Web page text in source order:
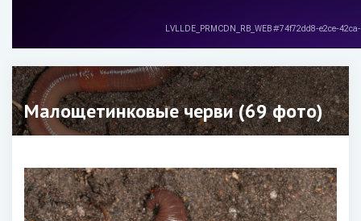
Малощетинковые черви (69 фото)